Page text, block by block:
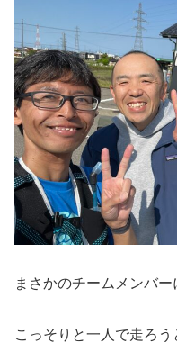
まさかのチームメンバー
こっそりと一人で走ろ